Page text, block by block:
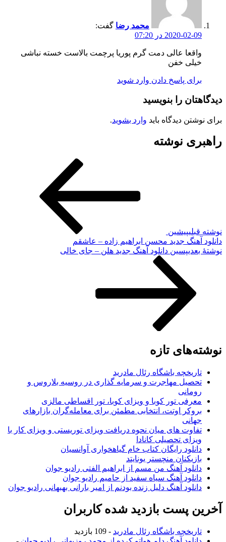
محمد رضا گفت:
2020-02-09 در 07:20
واقعا عالی دمت گرم پوریا پرچمت بالاست خسته نباشی
خیلی خفن
برای پاسخ دادن وارد شوید
دیدگاهتان را بنویسید
برای نوشتن دیدگاه باید وارد بشوید.
راهبری نوشته
نوشته قبلیپیشین
دانلود آهنگ جدید محسن ابراهیم زاده – عاشقم
نوشته‌ٔ بعدیپسین دانلود آهنگ جدید هلن – جای خالی
نوشته‌های تازه
تاریخچه باشگاه رئال مادرید
تحصیل مهاجرت و سرمایه گذاری در روسیه بلاروس و
رومانی
معرفی تور کوبا و ویزای کوبا، تور اقساطی مالزی
بروکر اوتت، انتخابی مطمئن برای معامله‌گران بازارهای
جهانی
تفاوت های میان نحوه دریافت ویزای توریستی و ویزای کار با
ویزای تحصیلی کانادا
دانلود رایگان کتاب خام گیاهخواری آوانسیان
بازیکنان منچستر یونایتد
دانلود آهنگ من مسم از ابراهیم الفتی رادیو جوان
دانلود آهنگ سیاه سفید از حامیم رادیو جوان
دانلود آهنگ دلیل زنده بودنم از امیر بارانی بهبهانی رادیو جوان
آخرین پست بازدید شده کاربران
تاریخچه باشگاه رئال مادرید - 109 بازدید